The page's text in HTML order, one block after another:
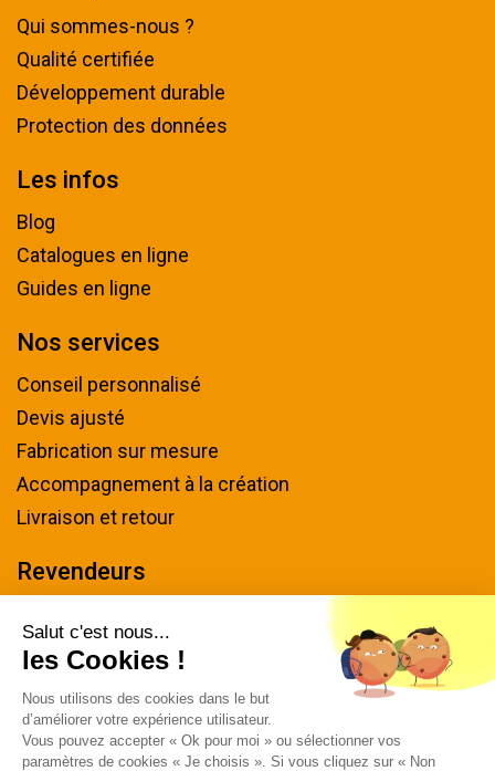
Qui sommes-nous ?
Qualité certifiée
Développement durable
Protection des données
Les infos
Blog
Catalogues en ligne
Guides en ligne
Nos services
Conseil personnalisé
Devis ajusté
Fabrication sur mesure
Accompagnement à la création
Livraison et retour
Revendeurs
Nous contacter
Tel : 04 94 48 50 57
Écrivez-nous
Salut c'est nous...
les Cookies !
Nous utilisons des cookies dans le but
d’améliorer votre expérience utilisateur.
Vous pouvez accepter « Ok pour moi » ou sélectionner vos
paramètres de cookies « Je choisis ». Si vous cliquez sur « Non